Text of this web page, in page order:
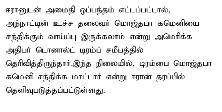
ஈரானுடன் அமைதி ஒப்பந்தம் எட்டப்பட்டால்,
அந்நாட்டின் உச்ச தலைவர் மொஜ்தபா கமெனியை
சந்திக்கும் வாய்ப்பு இருக்கலாம் என்று அமெரிக்க
அதிபர் டொனால்ட் டிரம்ப் சமீபத்தில்
தெரிவித்திருந்தார்.இந்த நிலையில், டிரம்பை மொஜ்தபா
கமெனி சந்திக்க மாட்டார் என்று ஈரான் தரப்பில்
தெளிவுபடுத்தப்பட்டுள்ளது.